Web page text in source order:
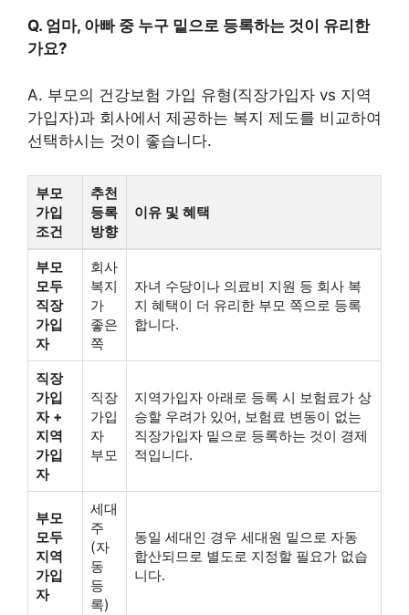
Q. 엄마, 아빠 중 누구 밑으로 등록하는 것이 유리한
가요?
A. 부모의 건강보험 가입 유형(직장가입자 vs 지역
가입자)과 회사에서 제공하는 복지 제도를 비교하여
선택하시는 것이 좋습니다.
부모
가입
조건
추천
등록
방향
이유 및 혜택
부모
모두
직장
가입
자
회사
복지
가
좋은
쪽
자녀 수당이나 의료비 지원 등 회사 복
지 혜택이 더 유리한 부모 쪽으로 등록
합니다.
직장
가입
자 +
지역
가입
자
직장
가입
자
부모
지역가입자 아래로 등록 시 보험료가 상
승할 우려가 있어, 보험료 변동이 없는
직장가입자 밑으로 등록하는 것이 경제
적입니다.
부모
모두
지역
가입
자
세대
주
(자
동
등
록)
동일 세대인 경우 세대원 밑으로 자동
합산되므로 별도로 지정할 필요가 없습
니다.